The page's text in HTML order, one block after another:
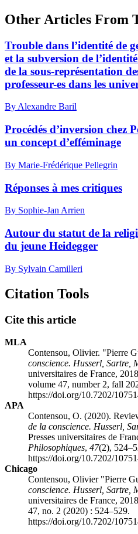
Other Articles From
Trouble dans l’identité de
et la subversion de
de la sous-représentation
professeur-es dans les
By Alexandre Baril
Procédés d’inversion chez
un concept d’efféminage
By Marie-Frédérique Pellegrin
Réponses à mes critiques
By Sophie-Jan Arrien
Autour du statut de la
du jeune Heidegger
By Sylvain Camilleri
Citation Tools
Cite this article
MLA
Contensou, Olivier. "Pierre
conscience. Husserl, Sartre,
universitaires de France,
volume 47, number 2, fall
https://doi.org/10.7202/
APA
Contensou, O. (2020).
de la conscience. Husserl,
Presses universitaires de
Philosophiques, 47(2),
https://doi.org/10.7202/
Chicago
Contensou, Olivier "Pierre
conscience. Husserl, Sartre,
universitaires de France,
47, no. 2 (2020) : 524–529.
https://doi.org/10.7202/